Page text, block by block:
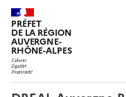
PRÉFET
DE LA RÉGION
AUVERGNE-
RHÔNE-ALPES